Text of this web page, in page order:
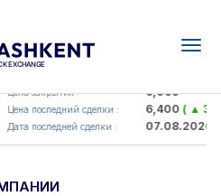
UZMK (<O'zmetkombinat> AJ)
Цена закрытия : 6,099
Цена последний сделки : 6,400( ▲
Дата последней сделки : 07.08.2026